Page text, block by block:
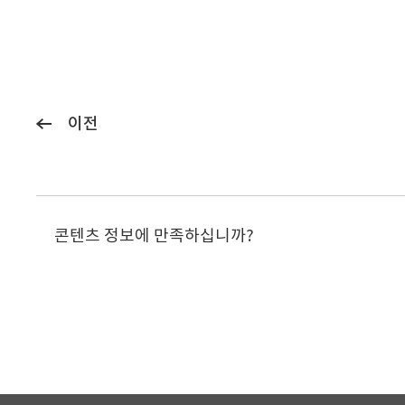
이전
콘텐츠 정보에 만족하십니까?